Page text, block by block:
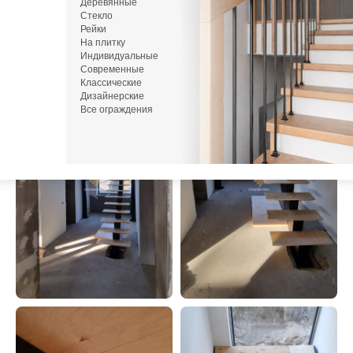
+7
Деревянные
Стекло
Рейки
На плитку
Индивидуальные
Современные
Классические
Дизайнерские
Все ограждения
или напишите нам в Telegram / MAX